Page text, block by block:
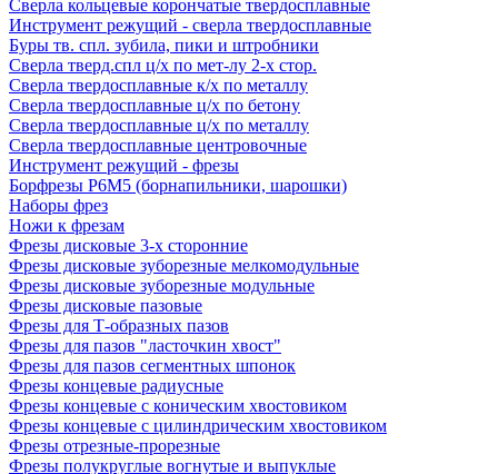
Сверла кольцевые корончатые твердосплавные
Инструмент режущий - сверла твердосплавные
Буры тв. спл. зубила, пики и штробники
Сверла тверд.спл ц/х по мет-лу 2-х стор.
Сверла твердосплавные к/х по металлу
Сверла твердосплавные ц/х по бетону
Сверла твердосплавные ц/х по металлу
Сверла твердосплавные центровочные
Инструмент режущий - фрезы
Борфрезы Р6М5 (борнапильники, шарошки)
Наборы фрез
Ножи к фрезам
Фрезы дисковые 3-х сторонние
Фрезы дисковые зуборезные мелкомодульные
Фрезы дисковые зуборезные модульные
Фрезы дисковые пазовые
Фрезы для Т-образных пазов
Фрезы для пазов "ласточкин хвост"
Фрезы для пазов сегментных шпонок
Фрезы концевые радиусные
Фрезы концевые с коническим хвостовиком
Фрезы концевые с цилиндрическим хвостовиком
Фрезы отрезные-прорезные
Фрезы полукруглые вогнутые и выпуклые